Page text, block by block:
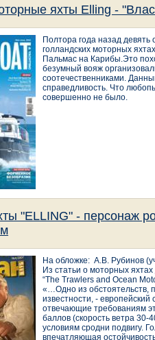
яхты Elling -
Полтора года назад
голландских моторных
Пальмас на Карибы.Это
безумный вояж
соотечественниками.
справедливость. Что
совершенно не было.
"ELLING" - персонаж
На обложке: А.В. Рубинов
Из статьи о моторных
“The Trawlers and Ocean
«…Одно из обстоятельств,
известности, -
отвечающие требованиям
баллов (скорость ветра
условиям сродни подвигу.
впечатляющая